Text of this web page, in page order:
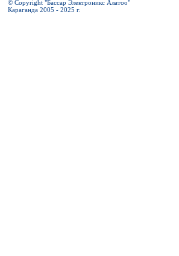
© Copyright "Бассар Электроникс Алатоо"
Караганда 2005 - 2025 г.